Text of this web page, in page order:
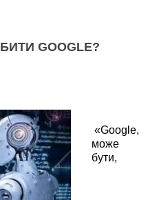
GOOGLE?
«Google,
може
бути,